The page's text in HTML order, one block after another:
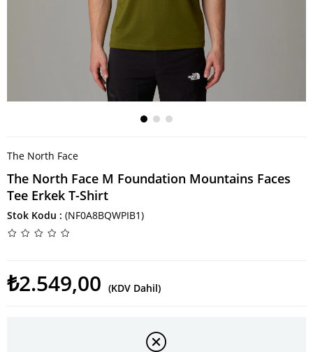
The North Face
The North Face M Foundation Mountains Faces
Tee Erkek T-Shirt
Stok Kodu (NF0A8BQWPIB1)
₺2.549,00 (KDV Dahil)